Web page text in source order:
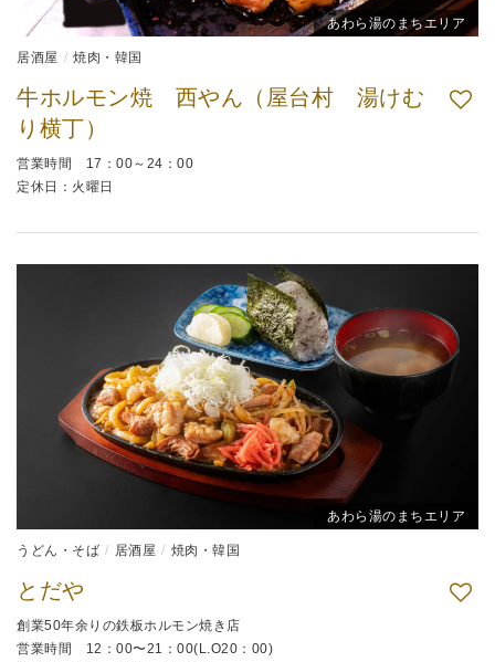
あわら湯のまちエリア
居酒屋 焼肉・韓国
牛ホルモン焼 西やん（屋台村 湯けむ
り横丁）
営業時間 17：00～24：00
定休日：火曜日
あわら湯のまちエリア
うどん・そば 居酒屋 焼肉・韓国
とだや
創業50年余りの鉄板ホルモン焼き店
営業時間 12：00〜21：00(L.O20：00)